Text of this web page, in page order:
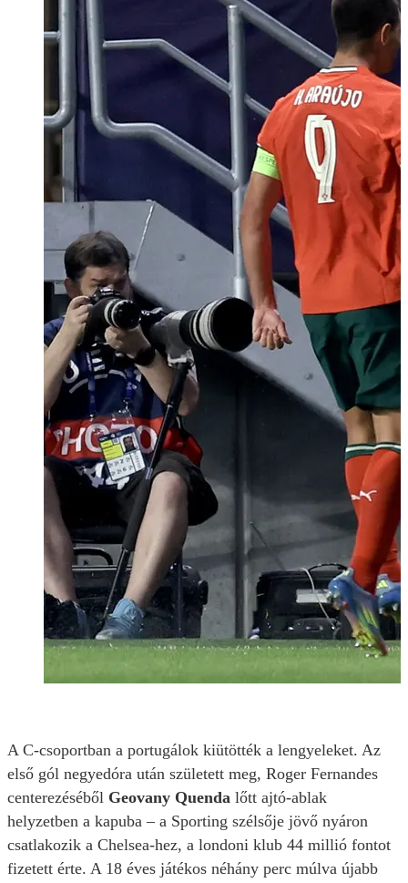
A C-csoportban a portugálok kiütötték a lengyeleket. Az
első gól negyedóra után született meg, Roger Fernandes
centerezéséből Geovany Quenda lőtt ajtó-ablak
helyzetben a kapuba – a Sporting szélsője jövő nyáron
csatlakozik a Chelsea-hez, a londoni klub 44 millió fontot
fizetett érte. A 18 éves játékos néhány perc múlva újabb